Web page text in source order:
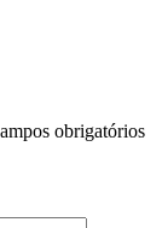
obrigatórios